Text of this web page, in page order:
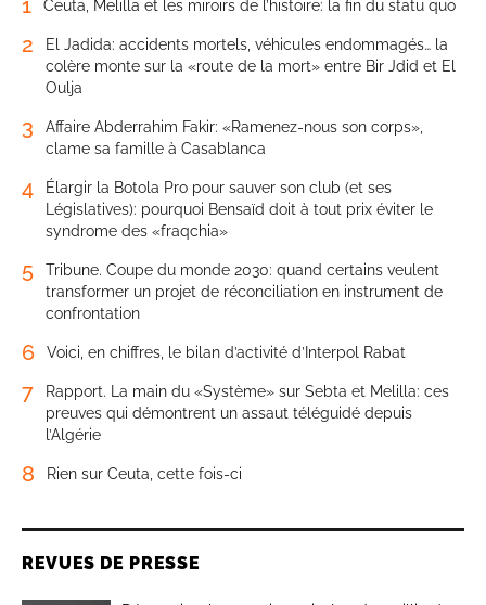
Ceuta, Melilla et les miroirs de l’histoire: la fin du statu quo
2
El Jadida: accidents mortels, véhicules endommagés… la
colère monte sur la «route de la mort» entre Bir Jdid et El
Oulja
3
Affaire Abderrahim Fakir: «Ramenez-nous son corps»,
clame sa famille à Casablanca
4
Élargir la Botola Pro pour sauver son club (et ses
Législatives): pourquoi Bensaïd doit à tout prix éviter le
syndrome des «fraqchia»
5
Tribune. Coupe du monde 2030: quand certains veulent
transformer un projet de réconciliation en instrument de
confrontation
6 Voici, en chiffres, le bilan d’activité d’Interpol Rabat
7
Rapport. La main du «Système» sur Sebta et Melilla: ces
preuves qui démontrent un assaut téléguidé depuis
l’Algérie
8 Rien sur Ceuta, cette fois-ci
REVUES DE PRESSE